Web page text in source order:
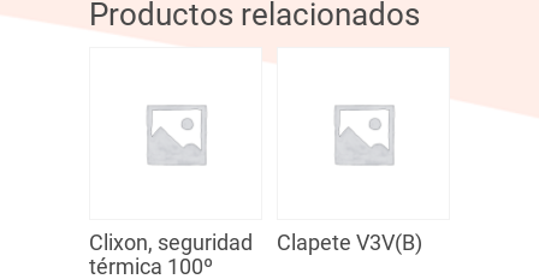
Productos relacionados
Clixon, seguridad
térmica 100º
Clapete V3V(B)